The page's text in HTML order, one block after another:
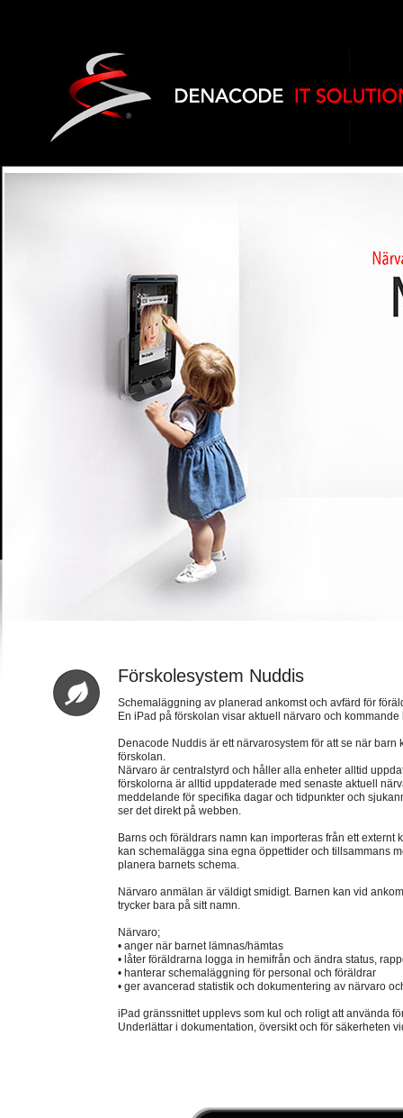
Förskolesystem Nuddis
Schemaläggning av planerad ankomst och avfärd för
En iPad på förskolan visar aktuell närvaro och
Denacode Nuddis är ett närvarosystem för att se när barn
förskolan.
Närvaro är centralstyrd och håller alla enheter alltid
förskolorna är alltid uppdaterade med senaste aktuell
meddelande för specifika dagar och tidpunkter och
ser det direkt på webben.
Barns och föräldrars namn kan importeras från ett externt
kan schemalägga sina egna öppettider och tillsammans
planera barnets schema.
Närvaro anmälan är väldigt smidigt. Barnen kan vid
trycker bara på sitt namn.
Närvaro;
• anger när barnet lämnas/hämtas
• låter föräldrarna logga in hemifrån och ändra status,
• hanterar schemaläggning för personal och föräldrar
• ger avancerad statistik och dokumentering av närvaro
iPad gränssnittet upplevs som kul och roligt att använda
Underlättar i dokumentation, översikt och för säkerheten